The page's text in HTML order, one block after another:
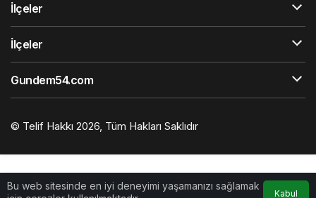
Bu web sitesinde en iyi deneyimi yaşamanızı sağlamak
Kabul
İlçeler
İlçeler
Gundem54.com
© Telif Hakkı 2026, Tüm Hakları Saklıdır